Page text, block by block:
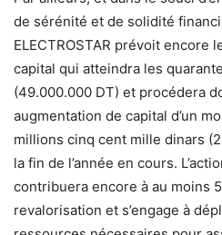
de sérénité et de solidité
ELECTROSTAR prévoit encore
capital qui atteindra les
(49.000.000 DT) et procédera
augmentation de capital d’un
millions cinq cent mille dinars
la fin de l’année en cours.
contribuera encore à au moins
revalorisation et s’engage à